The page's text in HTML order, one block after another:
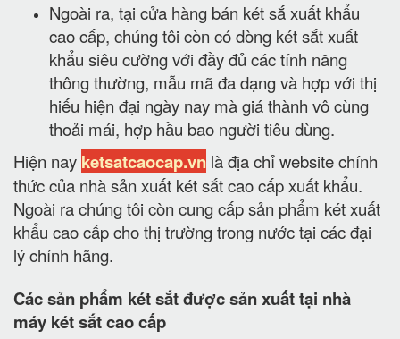
Ngoài ra, tại cửa hàng bán két sắ xuất khẩu
cao cấp, chúng tôi còn có dòng két sắt xuất
khẩu siêu cường với đầy đủ các tính năng
thông thường, mẫu mã đa dạng và hợp với thị
hiếu hiện đại ngày nay mà giá thành vô cùng
thoải mái, hợp hầu bao người tiêu dùng.
Hiện nay ketsatcaocap.vn là địa chỉ website chính
thức của nhà sản xuất két sắt cao cấp xuất khẩu.
Ngoài ra chúng tôi còn cung cấp sản phẩm két xuất
khẩu cao cấp cho thị trường trong nước tại các đại
lý chính hãng.
Các sản phẩm két sắt được sản xuất tại nhà
máy két sắt cao cấp